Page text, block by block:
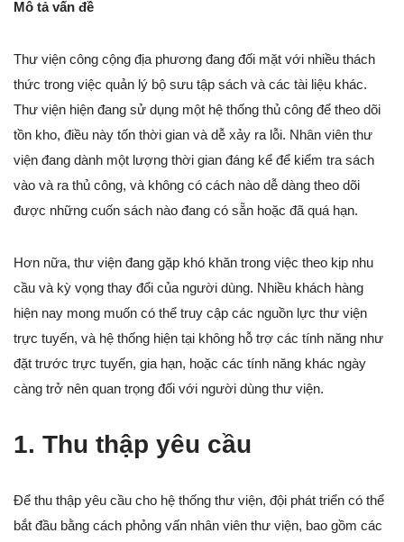
Mô tả vấn đề
Thư viện công cộng địa phương đang đối mặt với nhiều thách
thức trong việc quản lý bộ sưu tập sách và các tài liệu khác.
Thư viện hiện đang sử dụng một hệ thống thủ công để theo dõi
tồn kho, điều này tốn thời gian và dễ xảy ra lỗi. Nhân viên thư
viện đang dành một lượng thời gian đáng kể để kiểm tra sách
vào và ra thủ công, và không có cách nào dễ dàng theo dõi
được những cuốn sách nào đang có sẵn hoặc đã quá hạn.
Hơn nữa, thư viện đang gặp khó khăn trong việc theo kịp nhu
cầu và kỳ vọng thay đổi của người dùng. Nhiều khách hàng
hiện nay mong muốn có thể truy cập các nguồn lực thư viện
trực tuyến, và hệ thống hiện tại không hỗ trợ các tính năng như
đặt trước trực tuyến, gia hạn, hoặc các tính năng khác ngày
càng trở nên quan trọng đối với người dùng thư viện.
1. Thu thập yêu cầu
Để thu thập yêu cầu cho hệ thống thư viện, đội phát triển có thể
bắt đầu bằng cách phỏng vấn nhân viên thư viện, bao gồm các